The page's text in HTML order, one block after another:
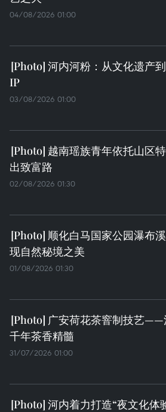
04/08/2026 01:00
河内河粉：从文化遗产
IP
03/08/2026 01:00
越南瑶族青年依托山区
出致富路
02/08/2026 01:30
顺化白马国家公园瀑布
现自然秘境之美
01/08/2026 01:30
广安荷花茶窨制技艺——
千年茶香精髓
31/07/2026 01:00
河内着力打造“夜文化体